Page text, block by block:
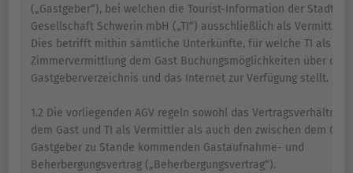
(„Gastgeber“), bei welchen die Tourist-Information der
Gesellschaft Schwerin mbH („TI“) ausschließlich als Vermittler
Dies betrifft mithin sämtliche Unterkünfte, für welche TI als
Zimmervermittlung dem Gast Buchungsmöglichkeiten über das
Gastgeberverzeichnis und das Internet zur Verfügung stellt.
1.2 Die vorliegenden AGV regeln sowohl das Vertragsverhältnis
dem Gast und TI als Vermittler als auch den zwischen dem
Gastgeber zu Stande kommenden Gastaufnahme- und
Beherbergungsvertrag („Beherbergungsvertrag“).